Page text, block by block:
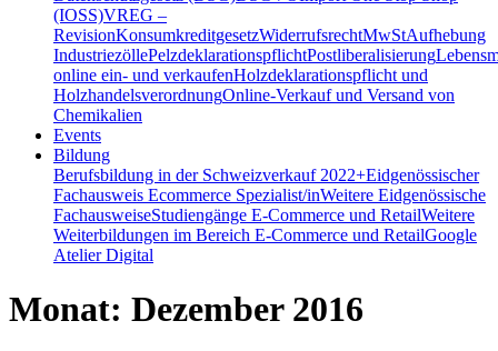
(IOSS)VREG –
RevisionKonsumkreditgesetzWiderrufsrechtMwStAufhebung
IndustriezöllePelzdeklarationspflichtPostliberalisierung
online ein- und verkaufenHolzdeklarationspflicht und
HolzhandelsverordnungOnline-Verkauf und Versand von
Chemikalien
Events
Bildung
Berufsbildung in der Schweizverkauf 2022+Eidgenössischer
Fachausweis Ecommerce Spezialist/inWeitere Eidgenössische
FachausweiseStudiengänge E-Commerce und RetailWeitere
Weiterbildungen im Bereich E-Commerce und RetailGoogle
Atelier Digital
Monat: Dezember 2016